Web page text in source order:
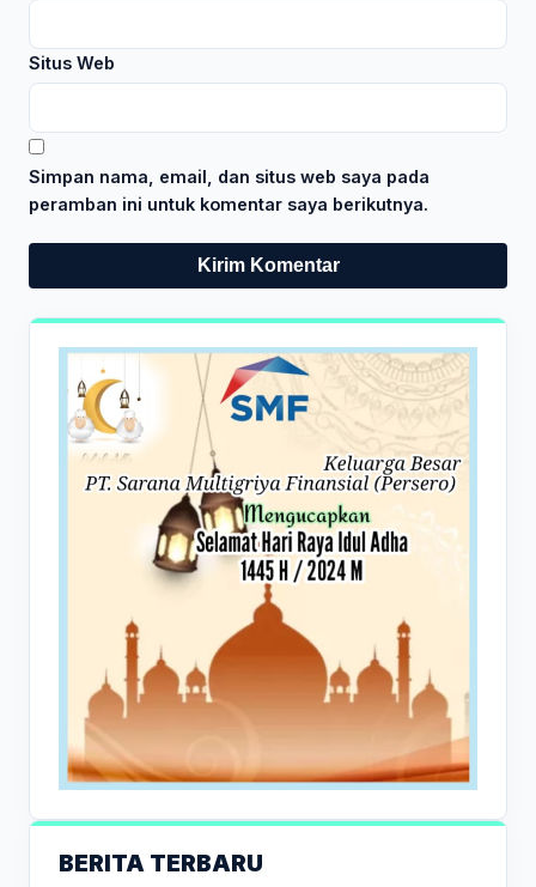
Situs Web
Simpan nama, email, dan situs web saya pada
peramban ini untuk komentar saya berikutnya.
BERITA TERBARU